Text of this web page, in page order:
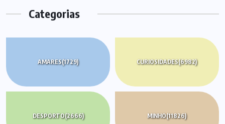
Categorias
AMARES(1729) CURIOSIDADES(6982)
DESPORTO(2666) MINHO(11826)